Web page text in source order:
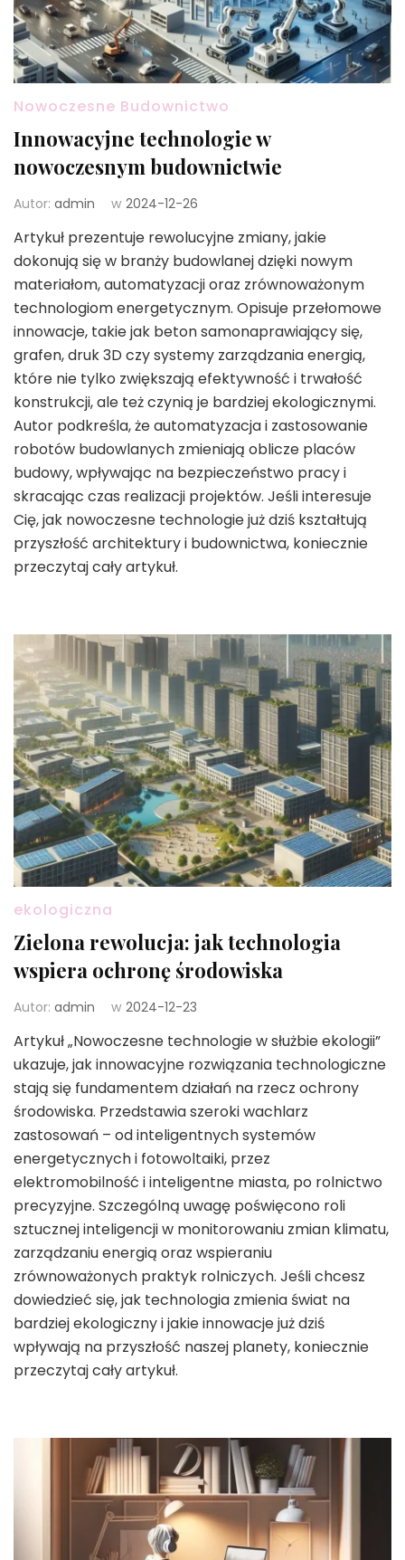
Nowoczesne Budownictwo
Innowacyjne technologie w
nowoczesnym budownictwie
Autor: admin w 2024-12-26
Artykuł prezentuje rewolucyjne zmiany, jakie
dokonują się w branży budowlanej dzięki nowym
materiałom, automatyzacji oraz zrównoważonym
technologiom energetycznym. Opisuje przełomowe
innowacje, takie jak beton samonaprawiający się,
grafen, druk 3D czy systemy zarządzania energią,
które nie tylko zwiększają efektywność i trwałość
konstrukcji, ale też czynią je bardziej ekologicznymi.
Autor podkreśla, że automatyzacja i zastosowanie
robotów budowlanych zmieniają oblicze placów
budowy, wpływając na bezpieczeństwo pracy i
skracając czas realizacji projektów. Jeśli interesuje
Cię, jak nowoczesne technologie już dziś kształtują
przyszłość architektury i budownictwa, koniecznie
przeczytaj cały artykuł.
ekologiczna
Zielona rewolucja: jak technologia
wspiera ochronę środowiska
Autor: admin w 2024-12-23
Artykuł „Nowoczesne technologie w służbie ekologii”
ukazuje, jak innowacyjne rozwiązania technologiczne
stają się fundamentem działań na rzecz ochrony
środowiska. Przedstawia szeroki wachlarz
zastosowań – od inteligentnych systemów
energetycznych i fotowoltaiki, przez
elektromobilność i inteligentne miasta, po rolnictwo
precyzyjne. Szczególną uwagę poświęcono roli
sztucznej inteligencji w monitorowaniu zmian klimatu,
zarządzaniu energią oraz wspieraniu
zrównoważonych praktyk rolniczych. Jeśli chcesz
dowiedzieć się, jak technologia zmienia świat na
bardziej ekologiczny i jakie innowacje już dziś
wpływają na przyszłość naszej planety, koniecznie
przeczytaj cały artykuł.